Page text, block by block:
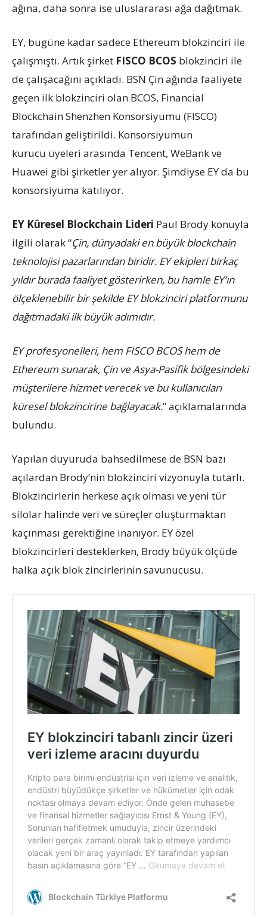
ağına, daha sonra ise uluslararası ağa dağıtmak.
EY, bugüne kadar sadece Ethereum blokzinciri ile
çalışmıştı. Artık şirket FISCO BCOS blokzinciri ile
de çalışacağını açıkladı. BSN Çin ağında faaliyete
geçen ilk blokzinciri olan BCOS, Financial
Blockchain Shenzhen Konsorsiyumu (FISCO)
tarafından geliştirildi. Konsorsiyumun
kurucu üyeleri arasında Tencent, WeBank ve
Huawei gibi şirketler yer alıyor. Şimdiyse EY da bu
konsorsiyuma katılıyor.
EY Küresel Blockchain Lideri Paul Brody konuyla
ilgili olarak “Çin, dünyadaki en büyük blockchain
teknolojisi pazarlarından biridir. EY ekipleri birkaç
yıldır burada faaliyet gösterirken, bu hamle EY’ın
ölçeklenebilir bir şekilde EY blokzinciri platformunu
dağıtmadaki ilk büyük adımıdır.
EY profesyonelleri, hem FISCO BCOS hem de
Ethereum sunarak, Çin ve Asya-Pasifik bölgesindeki
müşterilere hizmet verecek ve bu kullanıcıları
küresel blokzincirine bağlayacak.” açıklamalarında
bulundu.
Yapılan duyuruda bahsedilmese de BSN bazı
açılardan Brody’nin blokzinciri vizyonuyla tutarlı.
Blokzincirlerin herkese açık olması ve yeni tür
silolar halinde veri ve süreçler oluşturmaktan
kaçınması gerektiğine inanıyor. EY özel
blokzincirleri desteklerken, Brody büyük ölçüde
halka açık blok zincirlerinin savunucusu.